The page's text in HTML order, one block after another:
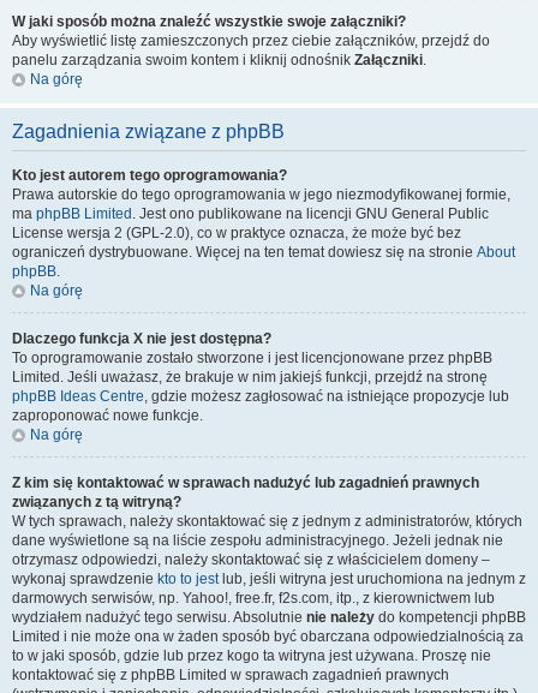
W jaki sposób można znaleźć wszystkie swoje załączniki?
Aby wyświetlić listę zamieszczonych przez ciebie załączników, przejdź do
panelu zarządzania swoim kontem i kliknij odnośnik Załączniki.
Na górę
Zagadnienia związane z phpBB
Kto jest autorem tego oprogramowania?
Prawa autorskie do tego oprogramowania w jego niezmodyfikowanej formie,
ma phpBB Limited . Jest ono publikowane na licencji GNU General Public
License wersja 2 (GPL-2.0), co w praktyce oznacza, że może być bez
ograniczeń dystrybuowane. Więcej na ten temat dowiesz się na stronie About
phpBB.
Na górę
Dlaczego funkcja X nie jest dostępna?
To oprogramowanie zostało stworzone i jest licencjonowane przez phpBB
Limited. Jeśli uważasz, że brakuje w nim jakiejś funkcji, przejdź na stronę
phpBB Ideas Centre, gdzie możesz zagłosować na istniejące propozycje lub
zaproponować nowe funkcje.
Na górę
Z kim się kontaktować w sprawach nadużyć lub zagadnień prawnych
związanych z tą witryną?
W tych sprawach, należy skontaktować się z jednym z administratorów, których
dane wyświetlone są na liście zespołu administracyjnego. Jeżeli jednak nie
otrzymasz odpowiedzi, należy skontaktować się z właścicielem domeny –
wykonaj sprawdzenie kto to jestlub, jeśli witryna jest uruchomiona na jednym z
darmowych serwisów, np. Yahoo!, free.fr, f2s.com, itp., z kierownictwem lub
wydziałem nadużyć tego serwisu. Absolutnie nie należy do kompetencji phpBB
Limited i nie może ona w żaden sposób być obarczana odpowiedzialnością za
to w jaki sposób, gdzie lub przez kogo ta witryna jest używana. Proszę nie
kontaktować się z phpBB Limited w sprawach zagadnień prawnych